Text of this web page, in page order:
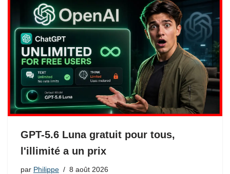
GPT-5.6 Luna gratuit pour tous,
l'illimité a un prix
par Philippe 8 août 2026